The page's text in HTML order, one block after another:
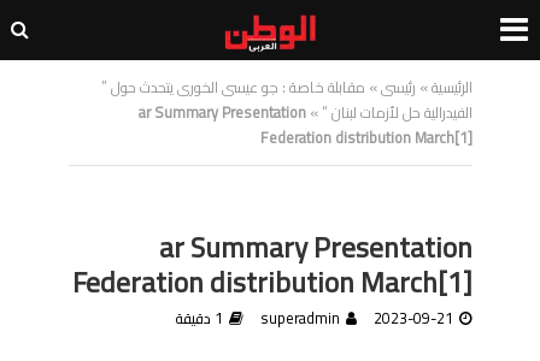
الرئيسية» رئيسى» مقابلة خاصة : جو عيسى الخورى يتحدث حول ”
الفيدرالية حل لأزمات لبنان “»
ar Summary Presentation
Federation distribution March[1]
ar Summary Presentation
Federation distribution March[1]
2023-09-21
superadmin 1 دقيقة